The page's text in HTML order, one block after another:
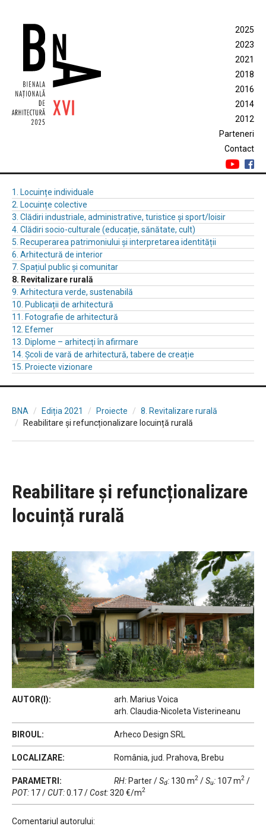
2025
2023
2021
2018
2016
2014
2012
Parteneri
Contact
1. Locuințe individuale
2. Locuințe colective
3. Clădiri industriale, administrative, turistice și sport/loisir
4. Clădiri socio-culturale (educație, sănătate, cult)
5. Recuperarea patrimoniului și interpretarea identității
6. Arhitectură de interior
7. Spațiul public și comunitar
8. Revitalizare rurală
9. Arhitectura verde, sustenabilă
10. Publicații de arhitectură
11. Fotografie de arhitectură
12. Efemer
13. Diplome – arhitecți în afirmare
14. Școli de vară de arhitectură, tabere de creație
15. Proiecte vizionare
BNA Ediția 2021 Proiecte
8. Revitalizare rurală
Reabilitare și refuncționalizare locuință rurală
Reabilitare și refuncționalizare
locuință rurală
AUTOR(I):
arh. Marius Voica
arh. Claudia-Nicoleta Visterineanu
BIROUL: Arheco Design SRL
LOCALIZARE: România, jud. Prahova, Brebu
PARAMETRI: RH:Parter/Sd: 130 m2 /Su: 107 m2 /
POT: 17/CUT:0.17/Cost:320 €/m2
Comentariul autorului: